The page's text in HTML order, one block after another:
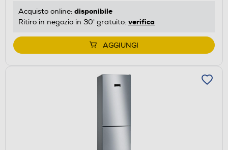
energetico
di
Acquisto online: disponibile
Ritiro in negozio in 30' gratuito: verifica
AGGIUNGI